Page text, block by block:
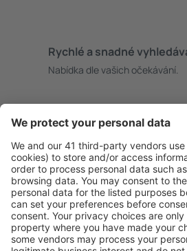
Rychlé a snadné
Nabídka dle vašich očekávání.
Bezproblémová rezervace s
zrušení.
S námi ušetříte
Atraktivní ceny a speciální
uživatele.
Ubytování dle vašeho